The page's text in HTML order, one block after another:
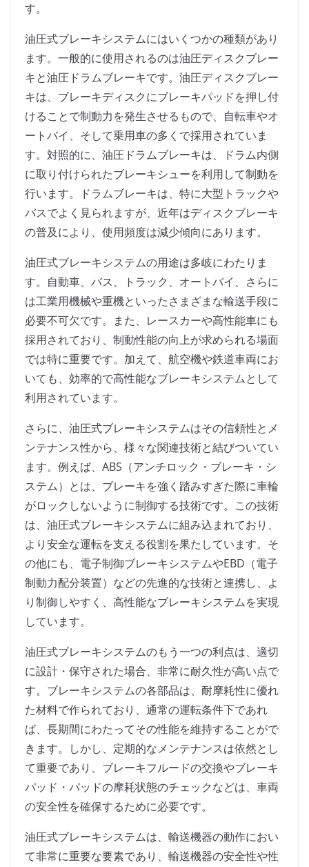
す。
油圧式ブレーキシステムにはいくつかの種類があり
ます。一般的に使用されるのは油圧ディスクブレー
キと油圧ドラムブレーキです。油圧ディスクブレー
キは、ブレーキディスクにブレーキパッドを押し付
けることで制動力を発生させるもので、自転車やオ
ートバイ、そして乗用車の多くで採用されていま
す。対照的に、油圧ドラムブレーキは、ドラム内側
に取り付けられたブレーキシューを利用して制動を
行います。ドラムブレーキは、特に大型トラックや
バスでよく見られますが、近年はディスクブレーキ
の普及により、使用頻度は減少傾向にあります。
油圧式ブレーキシステムの用途は多岐にわたりま
す。自動車、バス、トラック、オートバイ、さらに
は工業用機械や重機といったさまざまな輸送手段に
必要不可欠です。また、レースカーや高性能車にも
採用されており、制動性能の向上が求められる場面
では特に重要です。加えて、航空機や鉄道車両にお
いても、効率的で高性能なブレーキシステムとして
利用されています。
さらに、油圧式ブレーキシステムはその信頼性とメ
ンテナンス性から、様々な関連技術と結びついてい
ます。例えば、ABS（アンチロック・ブレーキ・シ
ステム）とは、ブレーキを強く踏みすぎた際に車輪
がロックしないように制御する技術です。この技術
は、油圧式ブレーキシステムに組み込まれており、
より安全な運転を支える役割を果たしています。そ
の他にも、電子制御ブレーキシステムやEBD（電子
制動力配分装置）などの先進的な技術と連携し、よ
り制御しやすく、高性能なブレーキシステムを実現
しています。
油圧式ブレーキシステムのもう一つの利点は、適切
に設計・保守された場合、非常に耐久性が高い点で
す。ブレーキシステムの各部品は、耐摩耗性に優れ
た材料で作られており、通常の運転条件下であれ
ば、長期間にわたってその性能を維持することがで
きます。しかし、定期的なメンテナンスは依然とし
て重要であり、ブレーキフルードの交換やブレーキ
パッド・パッドの摩耗状態のチェックなどは、車両
の安全性を確保するために必要です。
油圧式ブレーキシステムは、輸送機器の動作におい
て非常に重要な要素であり、輸送機器の安全性や性